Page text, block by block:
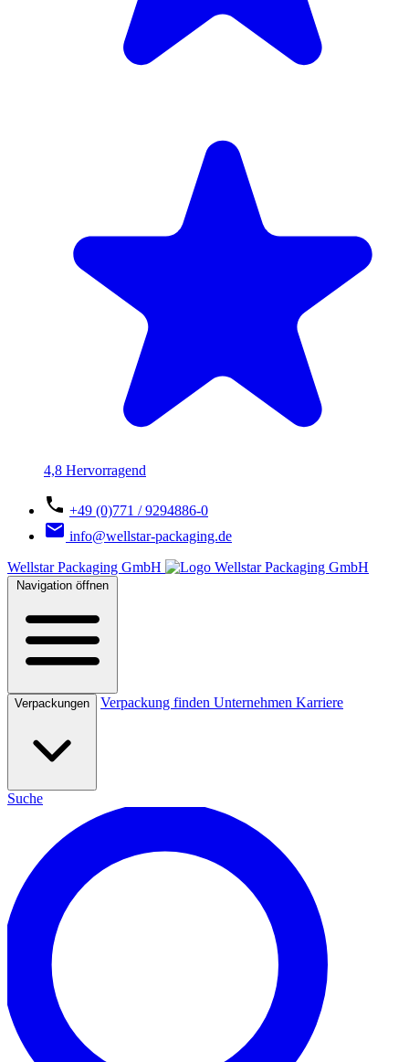
4,8 Hervorragend
+49 (0)771 / 9294886-0
info@wellstar-packaging.de
Wellstar Packaging GmbH
Navigation öffnen
Verpackungen Verpackung finden Unternehmen Karriere
Suche